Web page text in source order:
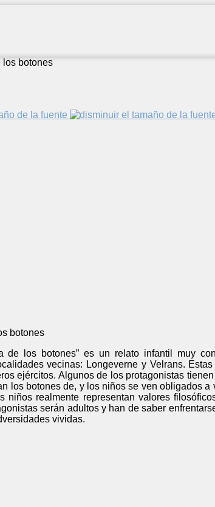
los botones
de la fuente
botones
de los botones” es un relato infantil muy
vecinas: Longeverne y Velrans.
ejércitos. Algunos de los protagonistas
los botones de, y los niños se ven obligados
niños realmente representan valores
serán adultos y han de saber
vividas.